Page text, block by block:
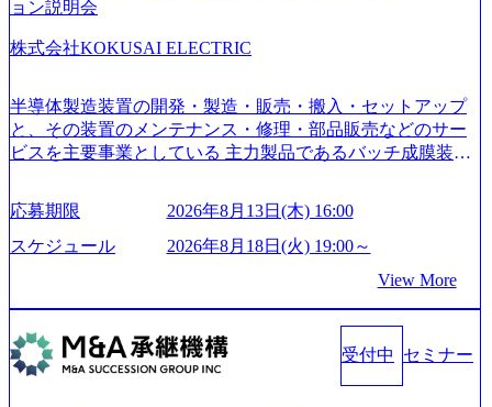
C事業を始め、パブリック、製造業、通信、エンタメ、教
はあるが、社員の興味のある分野やスキルを活用したいな
着けたい方でも幅広に経験を積みたい方でも、キャリア形
成が柔軟に可能な環境である。 https://storage.googleapis.com/
our-vision-production.appspot.com/public/images/20240925204135
_93b1bff3-f71c-4bc9-8bd9-72a8a4826007_1200x554.webp https://
mages/20250502152751_46c65543-87ef-4e86-a85a-8649e1c532f9
_956x512.webp https://storage.googleapis.com/our-vision-producti
on.appspot.com/public/images/20250502152804_ba6aaa1a-9ffc-4f
m/our-vision-production.appspot.com/public/images/202505021528
ンプレクス社は、FinTech領域に強みを持つITコンサルティ
ング会社で、NRI、NTTDATAと同じく世界のFinTech Ranki
ngsTop 100企業にも選出されている。ITコンサルティング、
ョン説明会
株式会社KOKUSAI ELECTRIC
半導体製造装置の開発・製造・販売・搬入・セットアップ
と、その装置のメンテナンス・修理・部品販売などのサー
ビスを主要事業としている 主力製品であるバッチ成膜装置
世界トップクラスのシェアを有している 技術と対話を通じ
て未来を創造し、社会課題の解決に貢献することを目指し
ている Mission:私たちの技術/私たちの対話 Vision:夢を未来
話 IoT社会の浸透、AIの加速等により半導体需要は世界中で
急伸長しており、それに伴い半導体製造装置の需要も伸長
中 https://storage.googleapis.com/our-vision-production.appspot.co
m/public/images/20260224131045_0fee4978-bb25-43a7-a367-542
6b95cd599_1200x543.webp https://storage.googleapis.com/our-visi
応募期限
2026年8月13日(木) 16:00
スケジュール
2026年8月18日(火) 19:00～
View More
受付中 セミナー